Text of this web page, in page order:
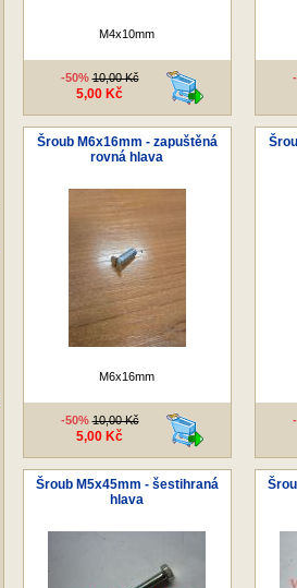
M4x10mm
-50%10,00 Kč
5,00 Kč
Šroub M6x16mm - zapuštěná
rovná hlava
M6x16mm
-50%10,00 Kč
5,00 Kč
Šroub M5x45mm - šestihraná
hlava